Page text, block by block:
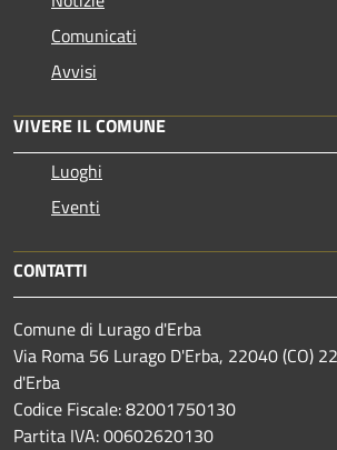
Comunicati
Avvisi
VIVERE IL COMUNE
Luoghi
Eventi
CONTATTI
Comune di Lurago d'Erba
Via Roma 56 Lurago D'Erba, 22040 (CO)
d'Erba
Codice Fiscale: 82001750130
Partita IVA: 00602620130